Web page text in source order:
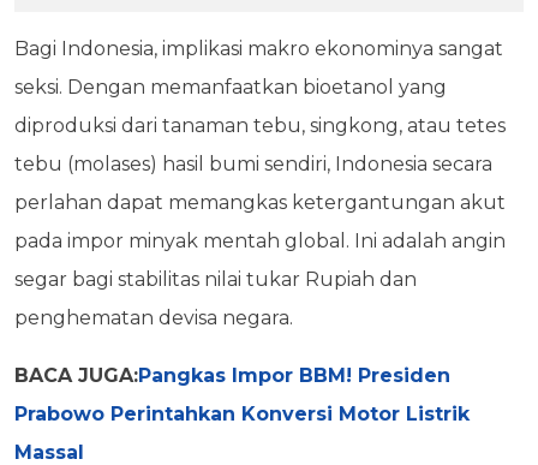
Bagi Indonesia, implikasi makro ekonominya sangat
seksi. Dengan memanfaatkan bioetanol yang
diproduksi dari tanaman tebu, singkong, atau tetes
tebu (molases) hasil bumi sendiri, Indonesia secara
perlahan dapat memangkas ketergantungan akut
pada impor minyak mentah global. Ini adalah angin
segar bagi stabilitas nilai tukar Rupiah dan
penghematan devisa negara.
BACA JUGA:Pangkas Impor BBM! Presiden
Prabowo Perintahkan Konversi Motor Listrik
Massal